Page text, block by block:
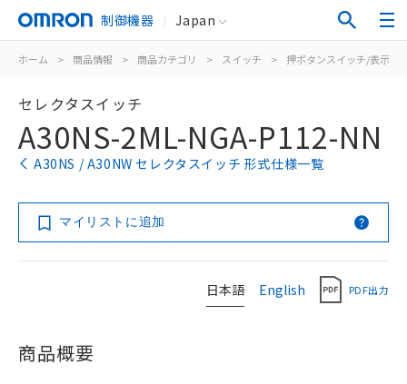
制御機器 Japan
ホーム > 商品情報 > 商品カテゴリ > スイッチ > 押ボタンスイッチ/表示灯
セレクタスイッチ
A30NS-2ML-NGA-P112-NN
A30NS / A30NW セレクタスイッチ 形式仕様一覧
マイリストに追加
日本語 English PDF出力
商品概要